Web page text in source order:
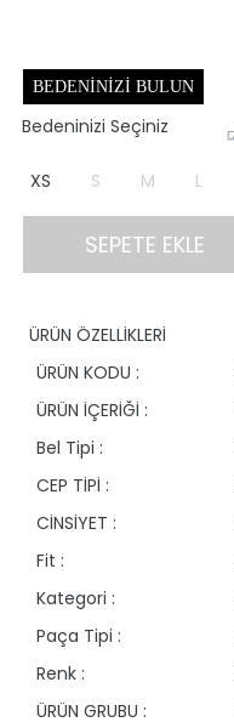
BEDENINIZI BULUN
Bedeninizi Seçiniz
XS S M L
SEPETE EKLE
ÜRÜN ÖZELLİKLERİ
ÜRÜN KODU :
ÜRÜN İÇERİĞİ :
Bel Tipi :
CEP TİPİ :
CİNSİYET :
Fit :
Kategori :
Paça Tipi :
Renk :
ÜRÜN GRUBU :